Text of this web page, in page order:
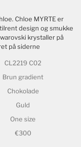
Chloe MYRTE er
design og smukke
krystaller på
på siderne
CL2219 C02
Brun gradient
Chokolade
Guld
One size
€300